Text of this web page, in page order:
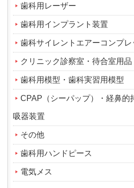
歯科用レーザー
歯科用インプラント装置
歯科サイレントエアーコンプレ
クリニック診察室・待合室用品
歯科用模型・歯科実習用模型
CPAP（シーパップ）・経鼻的
吸器装置
その他
歯科用ハンドピース
電気メス